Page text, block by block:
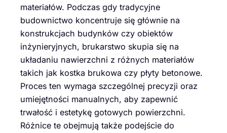
materiałów. Podczas gdy tradycyjne
budownictwo koncentruje się głównie na
konstrukcjach budynków czy obiektów
inżynieryjnych, brukarstwo skupia się na
układaniu nawierzchni z różnych materiałów
takich jak kostka brukowa czy płyty betonowe.
Proces ten wymaga szczególnej precyzji oraz
umiejętności manualnych, aby zapewnić
trwałość i estetykę gotowych powierzchni.
Różnice te obejmują także podejście do